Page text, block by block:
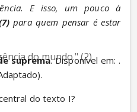
E isso, um pouco à
para quem pensar é estar
suprema. Disponível em: .
do texto I?
do mundo." (2)